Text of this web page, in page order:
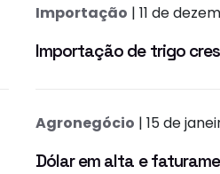
Importação | 11 de
Importação de trigo
Agronegócio | 15 de
Dólar em alta e